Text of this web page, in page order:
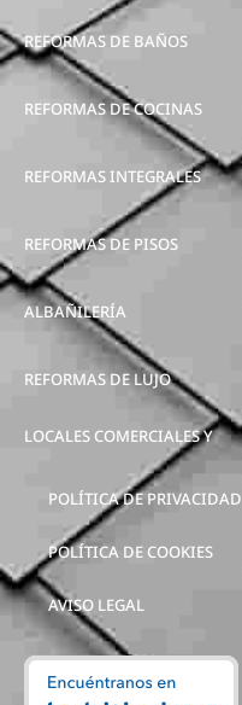
REFORMAS DE BAÑOS
REFORMAS DE COCINAS
REFORMAS INTEGRALES
REFORMAS DE PISOS
ALBAÑILERÍA
REFORMAS DE LUJO
LOCALES COMERCIALES Y
POLÍTICA DE PRIVACIDAD
POLÍTICA DE COOKIES
AVISO LEGAL